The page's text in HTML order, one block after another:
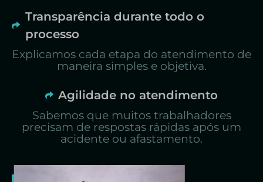
Transparência durante todo o
processo
Explicamos cada etapa do atendimento de
maneira simples e objetiva.
Agilidade no atendimento
Sabemos que muitos trabalhadores
precisam de respostas rápidas após um
acidente ou afastamento.